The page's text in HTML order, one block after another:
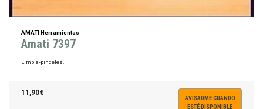
AMATI Herramientas
Amati 7397
Limpia-pinceles.
11,90€
AVISADME CUANDO
ESTÉ DISPONIBLE